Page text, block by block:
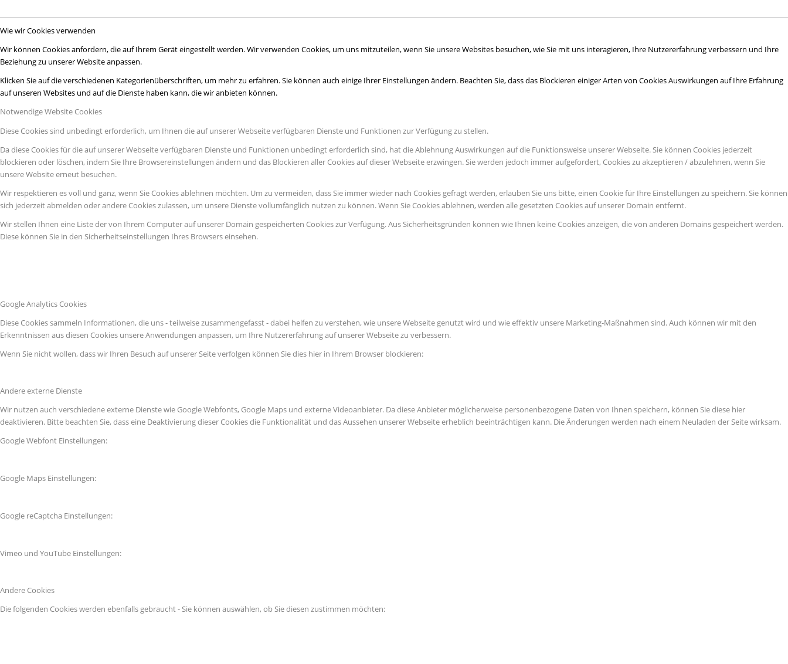
Wie wir Cookies verwenden
Wir können Cookies anfordern, die auf Ihrem Gerät eingestellt werden. Wir verwenden Cookies, um uns mitzuteilen, wenn Sie unsere Websites besuchen, wie Sie mit uns interagieren, Ihre Nutzererfahrung verbessern und Ihre
Beziehung zu unserer Website anpassen.
Klicken Sie auf die verschiedenen Kategorienüberschriften, um mehr zu erfahren. Sie können auch einige Ihrer Einstellungen ändern. Beachten Sie, dass das Blockieren einiger Arten von Cookies Auswirkungen auf Ihre Erfahrung
auf unseren Websites und auf die Dienste haben kann, die wir anbieten können.
Notwendige Website Cookies
Diese Cookies sind unbedingt erforderlich, um Ihnen die auf unserer Webseite verfügbaren Dienste und Funktionen zur Verfügung zu stellen.
Da diese Cookies für die auf unserer Webseite verfügbaren Dienste und Funktionen unbedingt erforderlich sind, hat die Ablehnung Auswirkungen auf die Funktionsweise unserer Webseite. Sie können Cookies jederzeit
blockieren oder löschen, indem Sie Ihre Browsereinstellungen ändern und das Blockieren aller Cookies auf dieser Webseite erzwingen. Sie werden jedoch immer aufgefordert, Cookies zu akzeptieren / abzulehnen, wenn Sie
unsere Website erneut besuchen.
Wir respektieren es voll und ganz, wenn Sie Cookies ablehnen möchten. Um zu vermeiden, dass Sie immer wieder nach Cookies gefragt werden, erlauben Sie uns bitte, einen Cookie für Ihre Einstellungen zu speichern. Sie können
sich jederzeit abmelden oder andere Cookies zulassen, um unsere Dienste vollumfänglich nutzen zu können. Wenn Sie Cookies ablehnen, werden alle gesetzten Cookies auf unserer Domain entfernt.
Wir stellen Ihnen eine Liste der von Ihrem Computer auf unserer Domain gespeicherten Cookies zur Verfügung. Aus Sicherheitsgründen können wie Ihnen keine Cookies anzeigen, die von anderen Domains gespeichert werden.
Diese können Sie in den Sicherheitseinstellungen Ihres Browsers einsehen.
Google Analytics Cookies
Diese Cookies sammeln Informationen, die uns - teilweise zusammengefasst - dabei helfen zu verstehen, wie unsere Webseite genutzt wird und wie effektiv unsere Marketing-Maßnahmen sind. Auch können wir mit den
Erkenntnissen aus diesen Cookies unsere Anwendungen anpassen, um Ihre Nutzererfahrung auf unserer Webseite zu verbessern.
Wenn Sie nicht wollen, dass wir Ihren Besuch auf unserer Seite verfolgen können Sie dies hier in Ihrem Browser blockieren:
Andere externe Dienste
Wir nutzen auch verschiedene externe Dienste wie Google Webfonts, Google Maps und externe Videoanbieter. Da diese Anbieter möglicherweise personenbezogene Daten von Ihnen speichern, können Sie diese hier
deaktivieren. Bitte beachten Sie, dass eine Deaktivierung dieser Cookies die Funktionalität und das Aussehen unserer Webseite erheblich beeinträchtigen kann. Die Änderungen werden nach einem Neuladen der Seite wirksam.
Google Webfont Einstellungen:
Google Maps Einstellungen:
Google reCaptcha Einstellungen:
Vimeo und YouTube Einstellungen:
Andere Cookies
Die folgenden Cookies werden ebenfalls gebraucht - Sie können auswählen, ob Sie diesen zustimmen möchten: